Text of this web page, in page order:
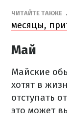
ЧИТАЙТЕ ТАКЖЕ
месяцы,
Май
Майские
хотят в
отступать
это может